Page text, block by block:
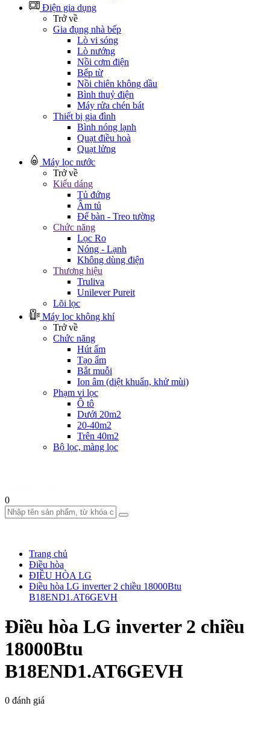
Điện gia dụng
Trở về
Gia đụng nhà bếp
Lò vi sóng
Lò nướng
Nồi cơm điện
Bếp từ
Nồi chiên không dầu
Bình thuỷ điện
Máy rửa chén bát
Thiết bị gia đình
Bình nóng lạnh
Quạt điều hoà
Quạt lửng
Máy lọc nước
Trở về
Kiểu dáng
Tủ đứng
Âm tủ
Để bàn - Treo tường
Chức năng
Lọc Ro
Nóng - Lạnh
Không dùng điện
Thương hiệu
Truliva
Unilever Pureit
Lõi lọc
Máy lọc không khí
Trở về
Chức năng
Hút ẩm
Tạo ẩm
Bắt muỗi
Ion âm (diệt khuẩn, khử mùi)
Phạm vi lọc
Ô tô
Dưới 20m2
20-40m2
Trên 40m2
Bộ lọc, màng lọc
0
Trang chủ
Điều hòa
ĐIỀU HÒA LG
Điều hòa LG inverter 2 chiều 18000Btu
B18END1.AT6GEVH
Điều hòa LG inverter 2 chiều
18000Btu
B18END1.AT6GEVH
0 đánh giá